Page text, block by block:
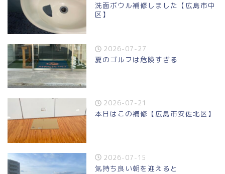
洗面ボウル補修しました【広島市中
区】
2026-07-27
夏のゴルフは危険すぎる
2026-07-21
本日はこの補修【広島市安佐北区】
2026-07-15
気持ち良い朝を迎えると